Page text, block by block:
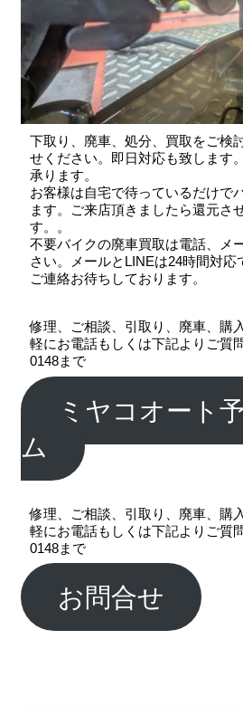
下取り、廃車、処分、買取をご検
せください。即日対応も致します
承ります。
お客様は自宅で待っているだけで
ます。ご来店頂きましたら還元さ
す。。
不要バイクの廃車買取は電話、メ
さい。メールとLINEは24時間対応
ご連絡お待ちしております。
修理、ご相談、引取り、廃車、購
軽にお電話もしくは下記よりご質
0148まで
ミヤコオート
ム
修理、ご相談、引取り、廃車、購
軽にお電話もしくは下記よりご質
0148まで
お問合せ